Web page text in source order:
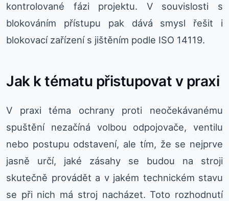
kontrolované fázi projektu. V souvislosti s
blokováním přístupu pak dává smysl řešit i
blokovací zařízení s jištěním podle ISO 14119.
Jak k tématu přistupovat v praxi
V praxi téma ochrany proti neočekávanému
spuštění nezačíná volbou odpojovače, ventilu
nebo postupu odstavení, ale tím, že se nejprve
jasně určí, jaké zásahy se budou na stroji
skutečně provádět a v jakém technickém stavu
se při nich má stroj nacházet. Toto rozhodnutí